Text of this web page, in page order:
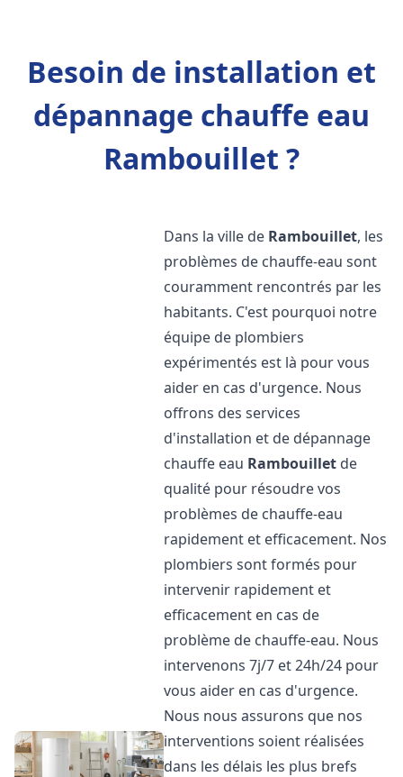
Besoin de installation et
dépannage chauffe eau
Rambouillet ?
Dans la ville de Rambouillet, les
problèmes de chauffe-eau sont
couramment rencontrés par les
habitants. C'est pourquoi notre
équipe de plombiers
expérimentés est là pour vous
aider en cas d'urgence. Nous
offrons des services
d'installation et de dépannage
chauffe eau Rambouillet de
qualité pour résoudre vos
problèmes de chauffe-eau
rapidement et efficacement. Nos
plombiers sont formés pour
intervenir rapidement et
efficacement en cas de
problème de chauffe-eau. Nous
intervenons 7j/7 et 24h/24 pour
vous aider en cas d'urgence.
Nous nous assurons que nos
interventions soient réalisées
dans les délais les plus brefs